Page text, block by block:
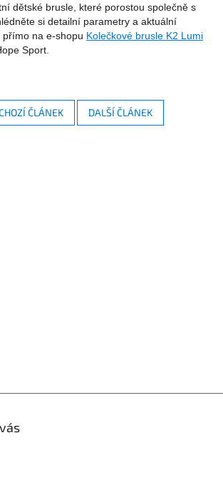
dětské brusle, které porostou společně s
si detailní parametry a aktuální
na e-shopu Kolečkové brusle K2 Lumi
Sport.
ČLÁNEK DALŠÍ ČLÁNEK